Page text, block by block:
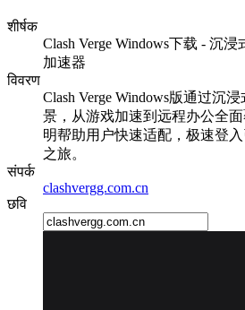
शीर्षक
Clash Verge Windows下载 - 沉
加速器
विवरण
Clash Verge Windows版通过沉
景，从游戏加速到远程办公全
明帮助用户快速适配，极速登
之旅。
संपर्क
clashvergg.com.cn
छवि